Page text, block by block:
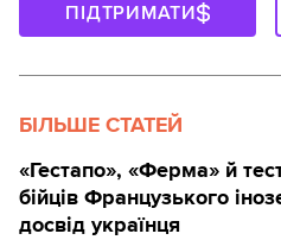
ПІДТРИМАТИ
БІЛЬШЕ СТАТЕЙ
«Гестапо», «Ферма» й
бійців Французького
досвід українця